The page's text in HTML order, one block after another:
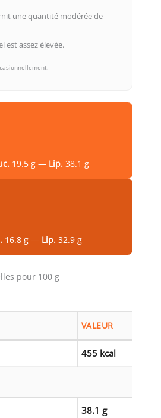
une quantité modérée de
est assez élevée.
19.5 g — Lip. 38.1 g
16.8 g — Lip. 32.9 g
pour 100 g
VALEUR
455 kcal
38.1 g